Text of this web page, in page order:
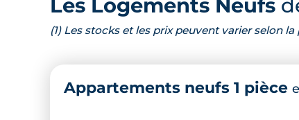
(1) Les stocks et les prix peuvent varier selon
Appartements neufs 1 pièce